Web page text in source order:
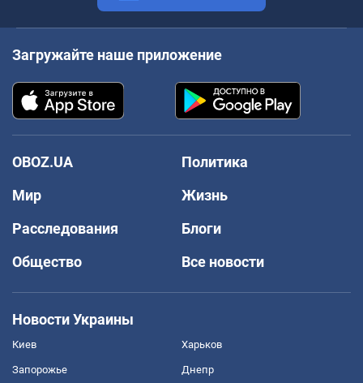
Загружайте наше приложение
OBOZ.UA
Политика
Мир
Жизнь
Расследования
Блоги
Общество
Все новости
Новости Украины
Киев Харьков
Запорожье Днепр